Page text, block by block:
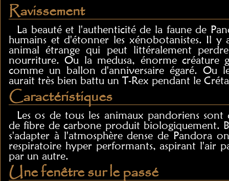
Ravissement
La beauté et l'authenticité de la faune de
humains et d'étonner les xénobotanistes. Il y
animal étrange qui peut littéralement
nourriture. Ou la medusa, énorme créature
comme un ballon d'anniversaire égaré. Ou
aurait très bien battu un T-Rex pendant le
Caractéristiques
Les os de tous les animaux pandoriens
de fibre de carbone produit biologiquement.
s'adapter à l'atmosphère dense de Pandora
respiratoire hyper performants, aspirant l'air
par un autre.
Une fenêtre sur le passé